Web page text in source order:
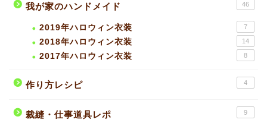
我が家のハンドメイド 46
2019年ハロウィン衣装 7
2018年ハロウィン衣装 14
2017年ハロウィン衣装 8
作り方レシピ 4
裁縫・仕事道具レポ 9